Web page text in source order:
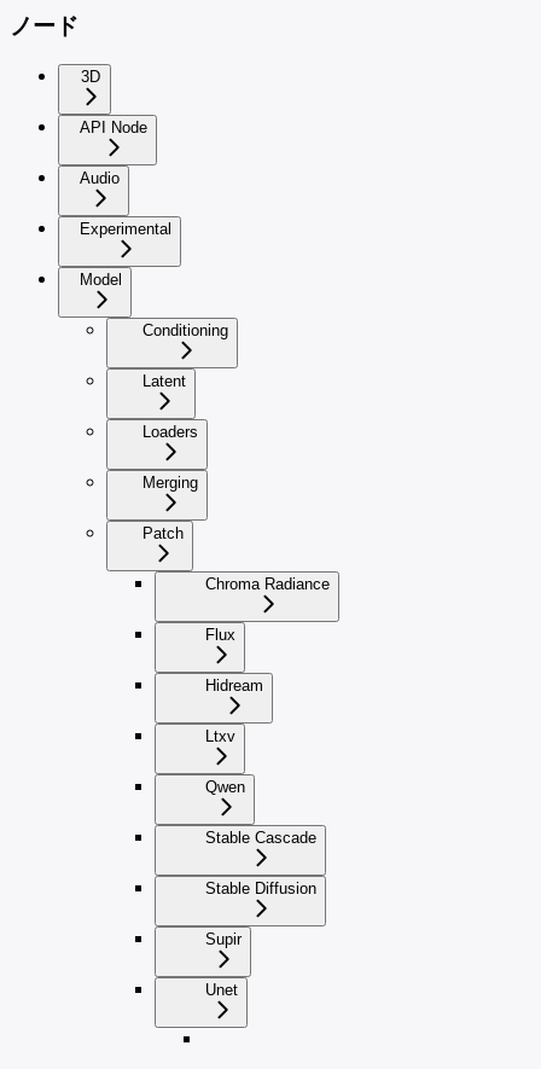
ノード
3D
API Node
Audio
Experimental
Model
Conditioning
Latent
Loaders
Merging
Patch
Chroma Radiance
Flux
Hidream
Ltxv
Qwen
Stable Cascade
Stable Diffusion
Supir
Unet